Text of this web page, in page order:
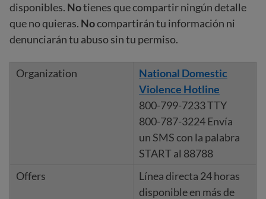
disponibles. Notienes que compartir ningún detalle
que no quieras. Nocompartirán tu información ni
denunciarán tu abuso sin tu permiso.
National Domestic
Violence Hotline
800-799-7233 TTY
800-787-3224 Envía
un SMS con la palabra
START al 88788
Línea directa 24 horas
disponible en más de